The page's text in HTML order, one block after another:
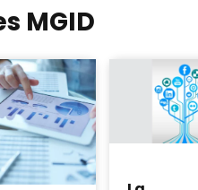
MGID